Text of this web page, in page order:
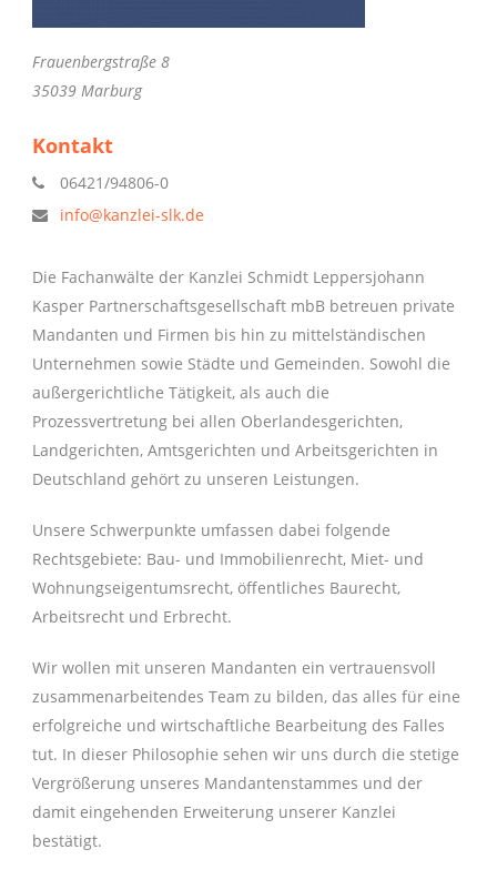
Frauenbergstraße 8
35039 Marburg
Kontakt
06421/94806-0
info@kanzlei-slk.de
Die Fachanwälte der Kanzlei Schmidt Leppersjohann
Kasper Partnerschaftsgesellschaft mbB betreuen private
Mandanten und Firmen bis hin zu mittelständischen
Unternehmen sowie Städte und Gemeinden. Sowohl die
außergerichtliche Tätigkeit, als auch die
Prozessvertretung bei allen Oberlandesgerichten,
Landgerichten, Amtsgerichten und Arbeitsgerichten in
Deutschland gehört zu unseren Leistungen.
Unsere Schwerpunkte umfassen dabei folgende
Rechtsgebiete: Bau- und Immobilienrecht, Miet- und
Wohnungseigentumsrecht, öffentliches Baurecht,
Arbeitsrecht und Erbrecht.
Wir wollen mit unseren Mandanten ein vertrauensvoll
zusammenarbeitendes Team zu bilden, das alles für eine
erfolgreiche und wirtschaftliche Bearbeitung des Falles
tut. In dieser Philosophie sehen wir uns durch die stetige
Vergrößerung unseres Mandantenstammes und der
damit eingehenden Erweiterung unserer Kanzlei
bestätigt.